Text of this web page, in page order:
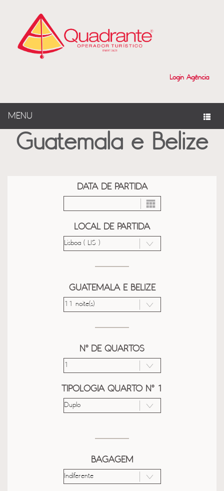
Login Agência
MENU
Guatemala e Belize
DATA DE PARTIDA
LOCAL DE PARTIDA
GUATEMALA E BELIZE
Nº DE QUARTOS
TIPOLOGIA QUARTO Nº 1
BAGAGEM